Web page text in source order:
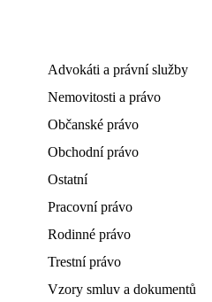
Advokáti a právní služby
Nemovitosti a právo
Občanské právo
Obchodní právo
Ostatní
Pracovní právo
Rodinné právo
Trestní právo
Vzory smluv a dokumentů